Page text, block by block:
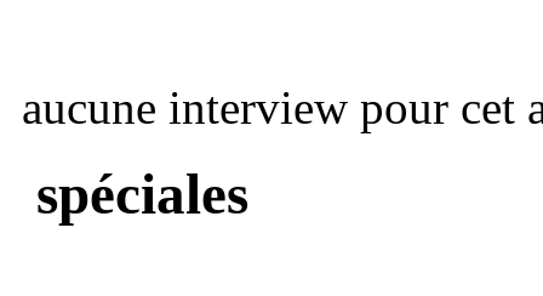
aucune interview pour cet
spéciales